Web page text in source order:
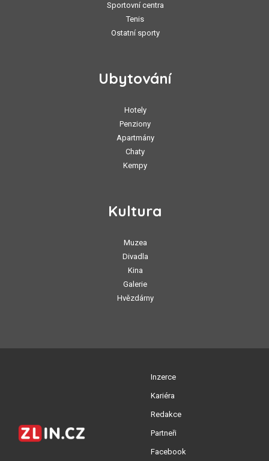
Sportovní centra
Tenis
Ostatní sporty
Ubytování
Hotely
Penziony
Apartmány
Chaty
Kempy
Kultura
Muzea
Divadla
Kina
Galerie
Hvězdárny
Inzerce
Kariéra
Redakce
Partneři
Facebook